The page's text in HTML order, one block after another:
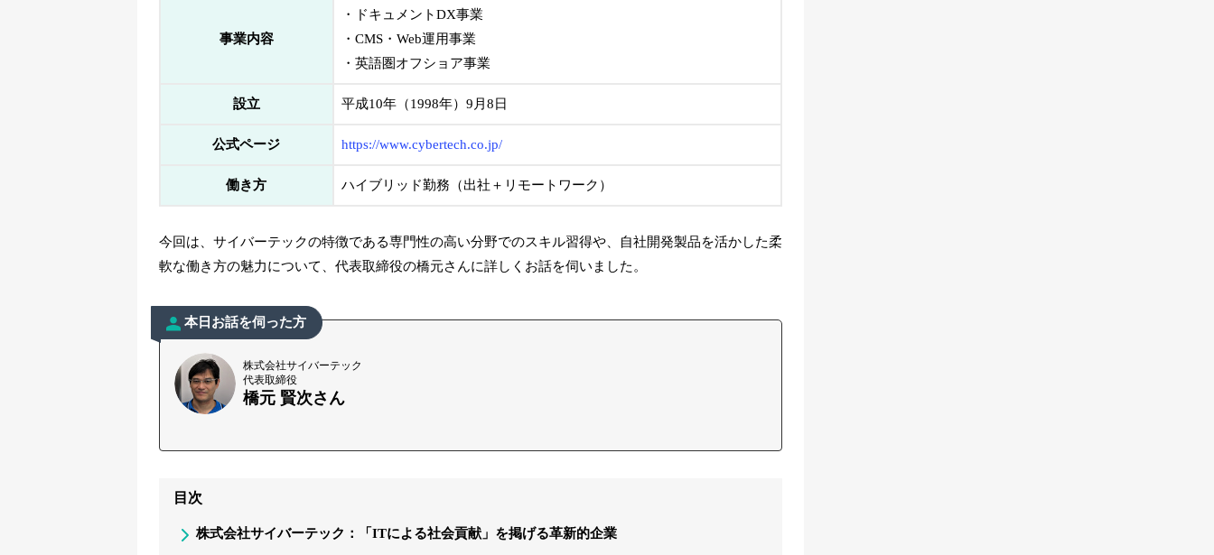
事業内容
・ドキュメントDX事業
・CMS・Web運用事業
・英語圏オフショア事業
設立 平成10年（1998年）9月8日
公式ページ https://www.cybertech.co.jp/
働き方 ハイブリッド勤務（出社＋リモートワーク）
今回は、サイバーテックの特徴である専門性の高い分野でのスキル習得や、自社開発製品を活かした柔
軟な働き方の魅力について、代表取締役の橋元さんに詳しくお話を伺いました。
本日お話を伺った方
株式会社サイバーテック
代表取締役
橋元 賢次さん
目次
株式会社サイバーテック：「ITによる社会貢献」を掲げる革新的企業